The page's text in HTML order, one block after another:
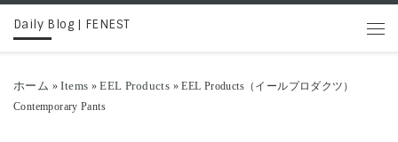
コンテンツへスキップ
Daily Blog | FENEST
ホーム » Items » EEL Products » EEL Products（イールプロダクツ）
Contemporary Pants